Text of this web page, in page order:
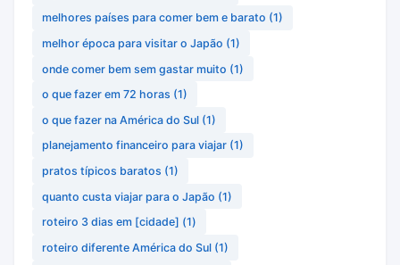
melhores países para comer bem e barato (1)
melhor época para visitar o Japão (1)
onde comer bem sem gastar muito (1)
o que fazer em 72 horas (1)
o que fazer na América do Sul (1)
planejamento financeiro para viajar (1)
pratos típicos baratos (1)
quanto custa viajar para o Japão (1)
roteiro 3 dias em [cidade] (1)
roteiro diferente América do Sul (1)